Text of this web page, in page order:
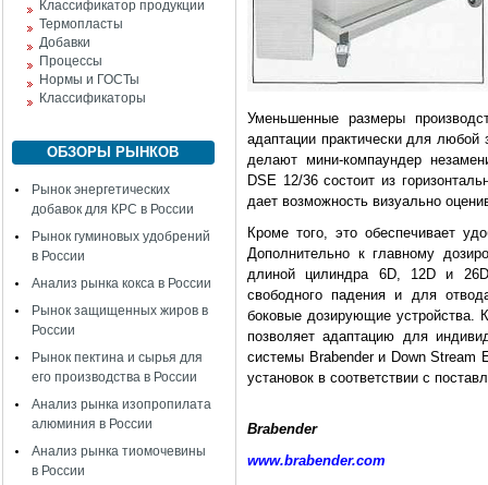
Классификатор продукции
Термопласты
Добавки
Процессы
Нормы и ГОСТы
Классификаторы
ОБЗОРЫ РЫНКОВ
Рынок энергетических
добавок для КРС в России
Рынок гуминовых удобрений
в России
Анализ рынка кокса в России
Рынок защищенных жиров в
России
Рынок пектина и сырья для
его производства в России
Анализ рынка изопропилата
алюминия в России
Анализ рынка тиомочевины
в России
Уменьшенные размеры
адаптации практически для
делают мини-компаундер
DSE 12/36 состоит из
дает возможность визуально
Кроме того, это обеспечивает
Дополнительно к главному
длиной цилиндра 6D, 12D и
свободного падения и для
боковые дозирующие устройства.
позволяет адаптацию для
системы Brabender и Down Stream
установок в соответствии с
Brabender
www.brabender.com